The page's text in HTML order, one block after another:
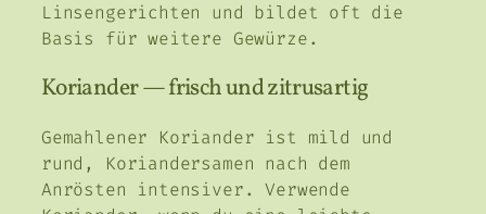
Linsengerichten und bildet oft die
Basis für weitere Gewürze.
Koriander — frisch und zitrusartig
Gemahlener Koriander ist mild und
rund, Koriandersamen nach dem
Anrösten intensiver. Verwende